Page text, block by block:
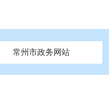
山东 江苏 浙江 安徽
府 镇江市政府 扬州市政府
常州市政务网站
民政局 市司法局 市财政局
检察院 组织部